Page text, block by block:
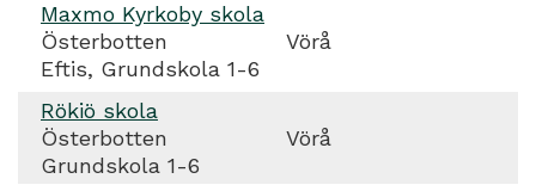
Maxmo Kyrkoby skola
Österbotten
Vörå
Eftis, Grundskola 1-6
Rökiö skola
Österbotten
Vörå
Grundskola 1-6